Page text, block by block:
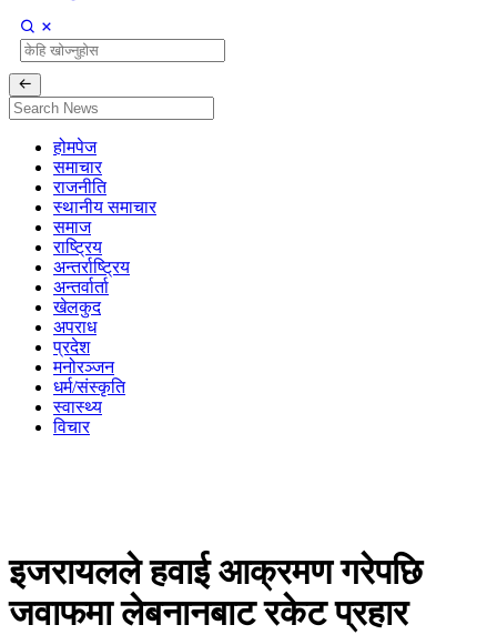
होमपेज
समाचार
राजनीति
स्थानीय समाचार
समाज
राष्ट्रिय
अन्तर्राष्ट्रिय
अन्तर्वार्ता
खेलकुद
अपराध
प्रदेश
मनोरञ्जन
धर्म/संस्कृति
स्वास्थ्य
विचार
इजरायलले हवाई आक्रमण गरेपछि
जवाफमा लेबनानबाट रकेट प्रहार